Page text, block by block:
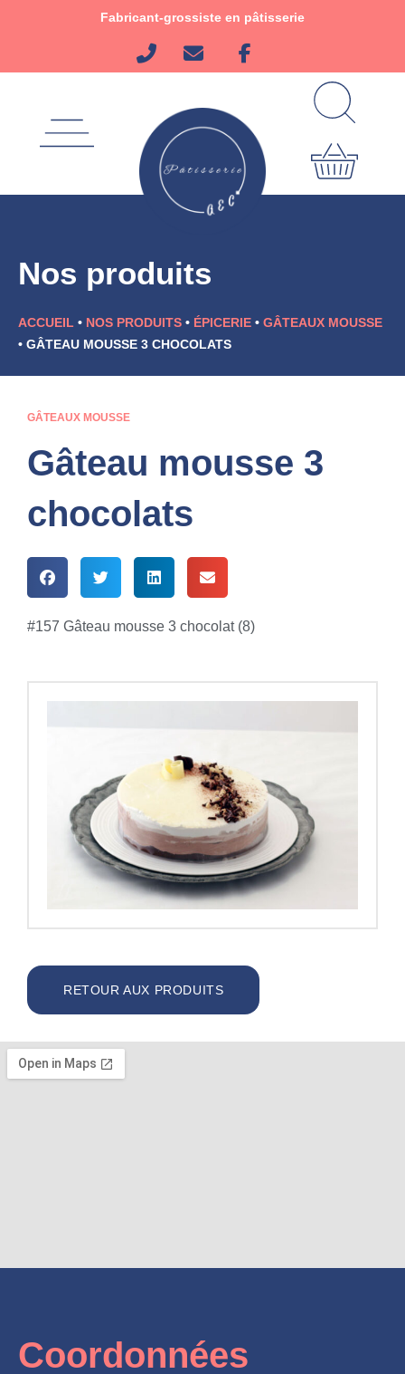
Fabricant-grossiste en pâtisserie
Nos produits
ACCUEIL • NOS PRODUITS • ÉPICERIE • GÂTEAUX MOUSSE
• GÂTEAU MOUSSE 3 CHOCOLATS
RETOUR AUX PRODUITS
GÂTEAUX MOUSSE
Gâteau mousse 3
chocolats
#157 Gâteau mousse 3 chocolat (8)
Coordonnées